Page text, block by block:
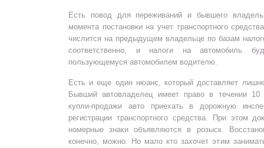
Есть повод для переживаний и бывшего
момента постановки на учет транспортного
числится на предыдущем владельце по базам
соответственно, и налоги на автомобиль
пользующемуся автомобилем водителю.
Есть и еще один нюанс, который доставляет
Бывший автовладелец имеет право в течении
купли-продажи авто приехать в дорожную
регистрации транспортного средства. При этом
номерные знаки объявляются в розыск.
конечно, можно. Но мало кто захочет этим